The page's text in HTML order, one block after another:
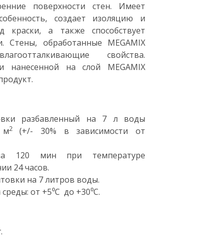
поверхности стен. Имеет
создает изоляцию и
краски, а также способствует
Стены, обработанные MEGAMIX
свойства.
нанесенной на слой MEGAMIX
разбавленный на 7 л воды
м2 (+/- 30% в зависимости от
120 мин при температуре
24 часов.
на 7 литров воды.
от +5⁰C до +30⁰C.